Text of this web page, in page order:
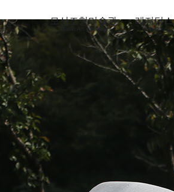
모산조형미술관
Mosan Art Museum
레지던스
Residence